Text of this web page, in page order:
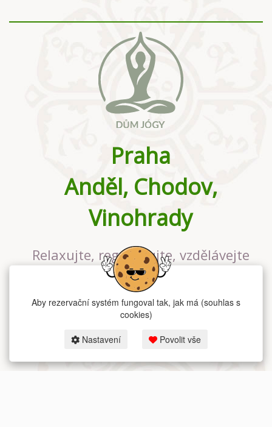
Praha
Anděl, Chodov,
Vinohrady
Relaxujte, regenerujte, vzdělávejte
se v největším jógovém studiu v
Praze
Aby rezervační systém fungoval tak, jak má (souhlas s
cookies)
Nastavení Povolit vše